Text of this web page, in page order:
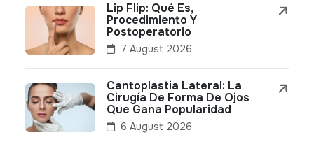
Lip Flip: Qué Es,
Procedimiento Y
Postoperatorio
7 August 2026
Cantoplastia Lateral: La
Cirugía De Forma De Ojos
Que Gana Popularidad
6 August 2026